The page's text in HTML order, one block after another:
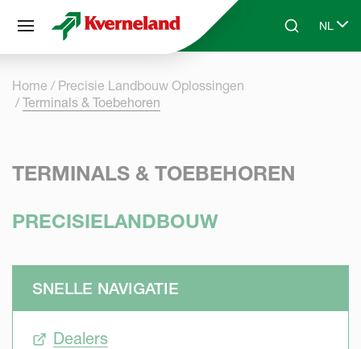
Skip to main contentSearchNL
Select
Home
Precisie Landbouw Oplossingen
Terminals & Toebehoren
TERMINALS & TOEBEHOREN
PRECISIELANDBOUW
SNELLE NAVIGATIE
Dealers
Cookies beheer paneel